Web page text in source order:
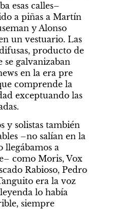
esas calles–
a piñas a Martín
y Alonso
un vestuario. Las
producto de
galvanizaban
en la era pre
comprende la
exceptuando las
y solistas también
–no salían en la
llegábamos a
como Moris, Vox
Rabioso, Pedro
era la voz
lo había
siempre